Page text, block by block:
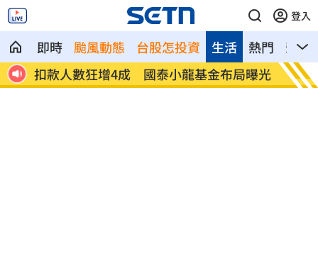
登入
即時 颱風動態 台股怎投資 熱門 影音
生活
12
扣款人數狂增4成 國泰小龍基金布局曝光 車是
費